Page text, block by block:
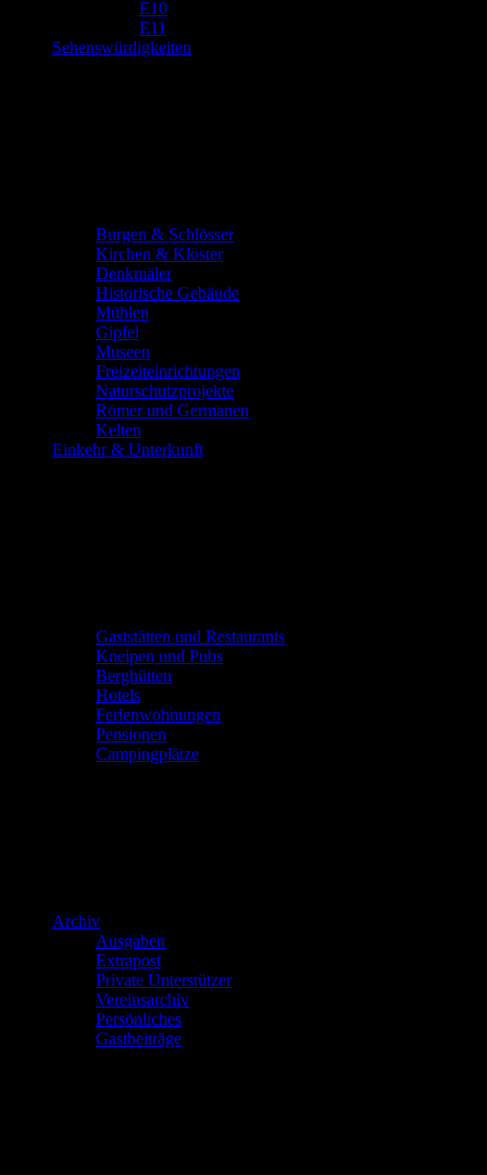
E10
E11
Sehenswürdigkeiten
Burgen & Schlösser
Kirchen & Klöster
Denkmäler
Historische Gebäude
Mühlen
Gipfel
Museen
Freizeiteinrichtungen
Naturschutzprojekte
Römer und Germanen
Kelten
Einkehr & Unterkunft
Gaststätten und Restaurants
Kneipen und Pubs
Berghütten
Hotels
Ferienwohnungen
Pensionen
Campingplätze
Archiv
Ausgaben
Extrapost
Private Unterstützer
Vereinsarchiv
Persönliches
Gastbeiträge